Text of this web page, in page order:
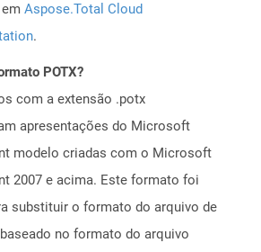
Aspose.Total Cloud
.
POTX?
com a extensão .potx
apresentações do Microsoft
modelo criadas com o Microsoft
2007 e acima. Este formato foi
substituir o formato do arquivo de
no formato do arquivo